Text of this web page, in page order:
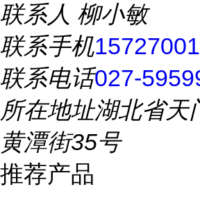
联系人 柳小敏
联系手机
联系电话027-
所在地址湖北省天
黄潭街35号
推荐产品